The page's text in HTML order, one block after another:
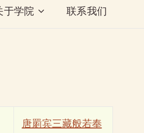
于学院 联系我们
唐罽宾三藏般若奉